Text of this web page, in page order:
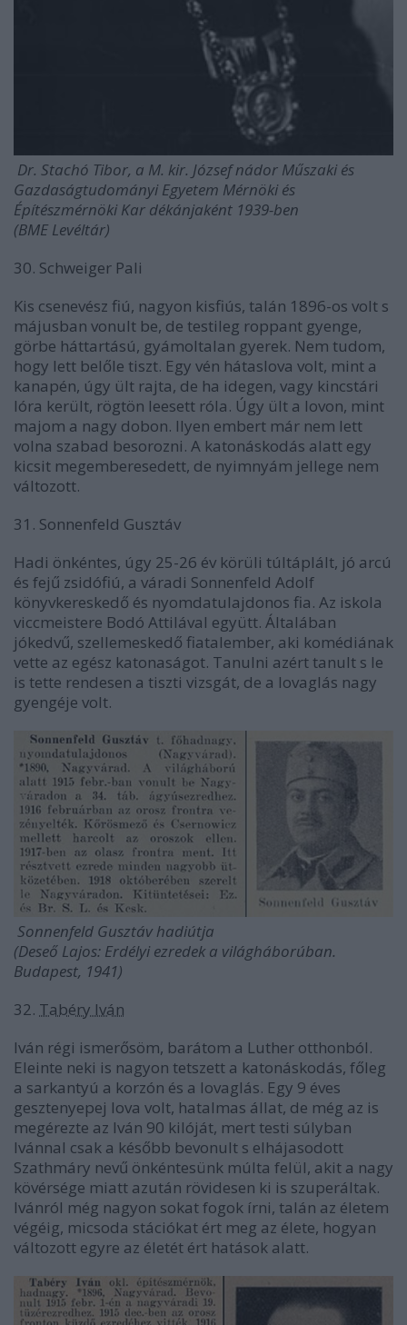
Dr. Stachó Tibor, a M. kir. József nádor Műszaki és
Gazdaságtudományi Egyetem Mérnöki és
Építészmérnöki Kar dékánjaként 1939-ben
(BME Levéltár)
30. Schweiger Pali
Kis csenevész fiú, nagyon kisfiús, talán 1896-os volt s
májusban vonult be, de testileg roppant gyenge,
görbe háttartású, gyámoltalan gyerek. Nem tudom,
hogy lett belőle tiszt. Egy vén hátaslova volt, mint a
kanapén, úgy ült rajta, de ha idegen, vagy kincstári
lóra került, rögtön leesett róla. Úgy ült a lovon, mint
majom a nagy dobon. Ilyen embert már nem lett
volna szabad besorozni. A katonáskodás alatt egy
kicsit megemberesedett, de nyimnyám jellege nem
változott.
31. Sonnenfeld Gusztáv
Hadi önkéntes, úgy 25-26 év körüli túltáplált, jó arcú
és fejű zsidófiú, a váradi Sonnenfeld Adolf
könyvkereskedő és nyomdatulajdonos fia. Az iskola
viccmeistere Bodó Attilával együtt. Általában
jókedvű, szellemeskedő fiatalember, aki komédiának
vette az egész katonaságot. Tanulni azért tanult s le
is tette rendesen a tiszti vizsgát, de a lovaglás nagy
gyengéje volt.
Sonnenfeld Gusztáv hadiútja
(Deseő Lajos: Erdélyi ezredek a világháborúban.
Budapest, 1941)
32. Tabéry Iván
Iván régi ismerősöm, barátom a Luther otthonból.
Eleinte neki is nagyon tetszett a katonáskodás, főleg
a sarkantyú a korzón és a lovaglás. Egy 9 éves
gesztenyepej lova volt, hatalmas állat, de még az is
megérezte az Iván 90 kilóját, mert testi súlyban
Ivánnal csak a később bevonult s elhájasodott
Szathmáry nevű önkéntesünk múlta felül, akit a nagy
kövérsége miatt azután rövidesen ki is szuperáltak.
Ivánról még nagyon sokat fogok írni, talán az életem
végéig, micsoda stációkat ért meg az élete, hogyan
változott egyre az életét ért hatások alatt.